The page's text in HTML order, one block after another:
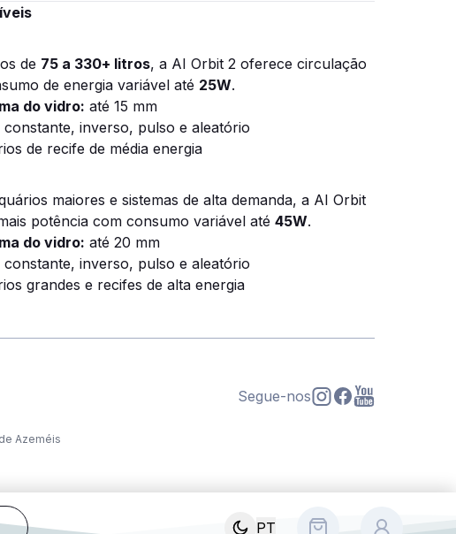
PT
de 75 a 330+ litros, a AI Orbit 2 oferece circulação
de energia variável até 25W.
do vidro: até 15 mm
constante, inverso, pulso e aleatório
de recife de média energia
maiores e sistemas de alta demanda, a AI Orbit
potência com consumo variável até 45W.
do vidro: até 20 mm
constante, inverso, pulso e aleatório
grandes e recifes de alta energia
Segue-nos
Azeméis